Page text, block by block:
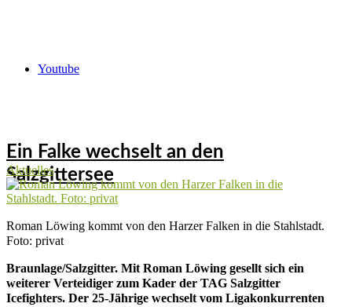
Youtube
Ein Falke wechselt an den
Salzgittersee
Aktuelles
Roman Löwing kommt von den Harzer Falken in die Stahlstadt.
Foto: privat
Braunlage/Salzgitter. Mit Roman Löwing gesellt sich ein
weiterer Verteidiger zum Kader der TAG Salzgitter
Icefighters. Der 25-Jährige wechselt vom Ligakonkurrenten